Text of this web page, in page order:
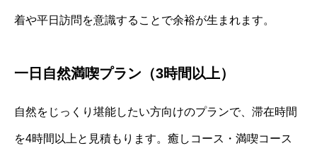
着や平日訪問を意識することで余裕が生まれます。
一日自然満喫プラン（3時間以上）
自然をじっくり堪能したい方向けのプランで、滞在時間
を4時間以上と見積もります。癒しコース・満喫コース